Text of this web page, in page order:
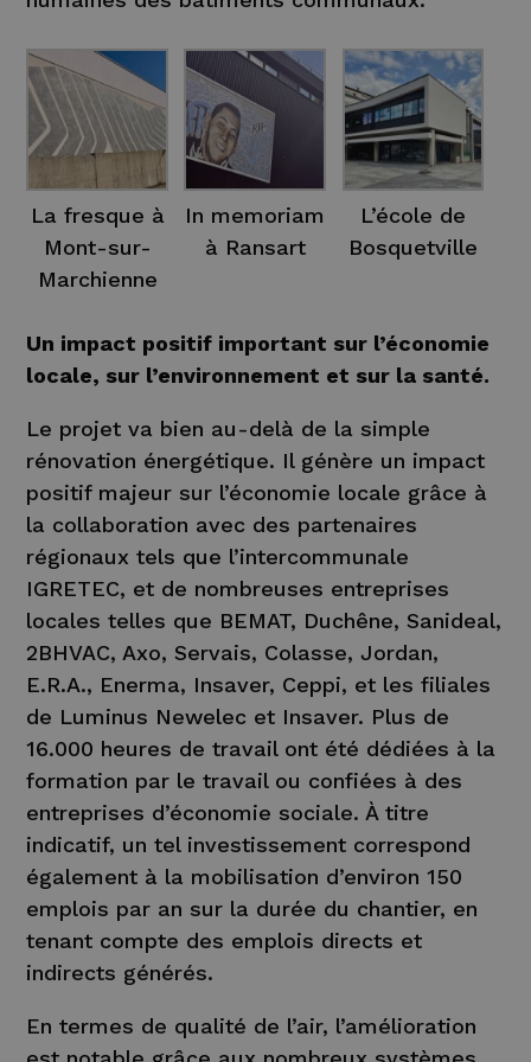
La fresque à
Mont-sur-
Marchienne
In memoriam
à Ransart
L’école de
Bosquetville
Un impact positif important sur l’économie
locale, sur l’environnement et sur la santé.
Le projet va bien au-delà de la simple
rénovation énergétique. Il génère un impact
positif majeur sur l’économie locale grâce à
la collaboration avec des partenaires
régionaux tels que l’intercommunale
IGRETEC, et de nombreuses entreprises
locales telles que BEMAT, Duchêne, Sanideal,
2BHVAC, Axo, Servais, Colasse, Jordan,
E.R.A., Enerma, Insaver, Ceppi, et les filiales
de Luminus Newelec et Insaver. Plus de
16.000 heures de travail ont été dédiées à la
formation par le travail ou confiées à des
entreprises d’économie sociale. À titre
indicatif, un tel investissement correspond
également à la mobilisation d’environ 150
emplois par an sur la durée du chantier, en
tenant compte des emplois directs et
indirects générés.
En termes de qualité de l’air, l’amélioration